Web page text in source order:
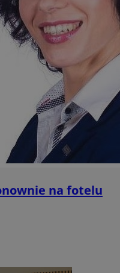
na fotelu